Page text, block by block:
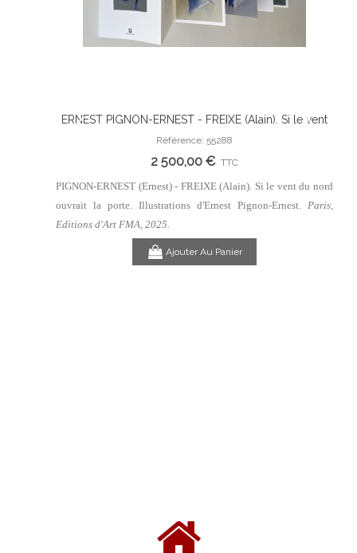
Ajouter Au Panier
ERNEST PIGNON-ERNEST - FREIXE (Alain). Si le vent
du nord ouvrait la porte. Illustrations d'Ernest Pignon-
Ernest.
Référence: 55288
2 500,00 € TTC
PIGNON-ERNEST (Ernest) - FREIXE (Alain). Si le vent du nord
ouvrait la porte. Illustrations d'Ernest Pignon-Ernest. Paris,
Editions d'Art FMA, 2025.
Ajouter Au Panier